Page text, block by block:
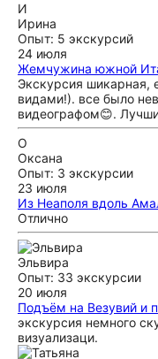
И
Ирина
Опыт: 5 экскурсий
24 июля
Жемчужина южной
Экскурсия шикарная,
видами!). все было
видеографом😊.
О
Оксана
Опыт: 3 экскурсии
23 июля
Из Неаполя вдоль
Отлично
Эльвира
Опыт: 33 экскурсии
20 июля
Подъём на Везувий и
экскурсия немного
визуализаци.